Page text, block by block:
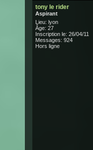
tony le rider
Aspirant
Lieu: lyon
Âge: 27
Inscription le: 26/04/11
Messages: 924
Hors ligne